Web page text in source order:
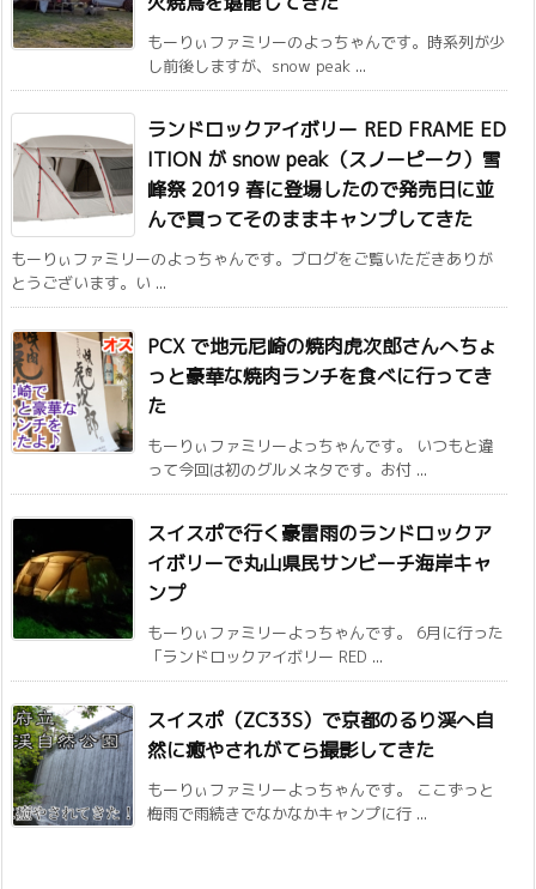
もーりぃファミリーのよっちゃんです。時系列が少
し前後しますが、snow peak ...
ランドロックアイボリー RED FRAME ED
ITION が snow peak（スノーピーク）雪
峰祭 2019 春に登場したので発売日に並
んで買ってそのままキャンプしてきた
もーりぃファミリーのよっちゃんです。ブログをご覧いただきありが
とうございます。い ...
PCX で地元尼崎の焼肉虎次郎さんへちょ
っと豪華な焼肉ランチを食べに行ってき
た
もーりぃファミリーよっちゃんです。 いつもと違
って今回は初のグルメネタです。お付 ...
スイスポで行く豪雷雨のランドロックア
イボリーで丸山県民サンビーチ海岸キャ
ンプ
もーりぃファミリーよっちゃんです。 6月に行った
「ランドロックアイボリー RED ...
スイスポ（ZC33S）で京都のるり渓へ自
然に癒やされがてら撮影してきた
もーりぃファミリーよっちゃんです。 ここずっと
梅雨で雨続きでなかなかキャンプに行 ...